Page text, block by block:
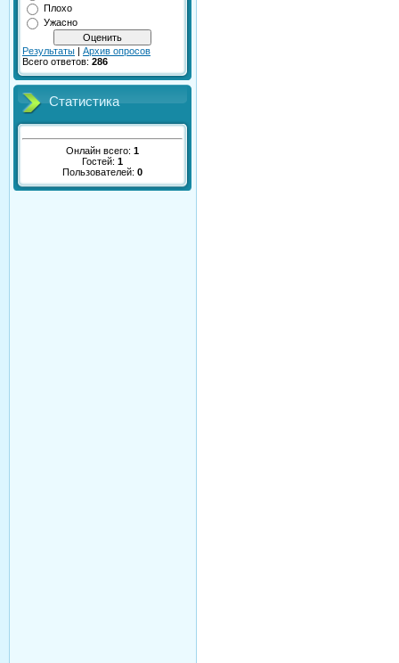
Плохо
Ужасно
Результаты | Архив опросов
Всего ответов: 286
Статистика
Онлайн всего: 1
Гостей: 1
Пользователей: 0